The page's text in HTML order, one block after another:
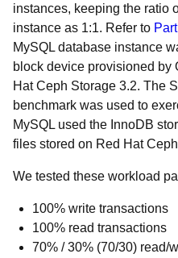
instances, keeping the ratio
instance as 1:1. Refer to
MySQL database instance
block device provisioned by
Hat Ceph Storage 3.2. The
benchmark was used to
MySQL used the InnoDB
files stored on Red Hat
We tested these workload
100% write transactions
100% read transactions
70% / 30% (70/30) read/